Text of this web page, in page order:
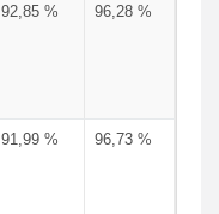
92,85 % 96,28 %
91,99 % 96,73 %